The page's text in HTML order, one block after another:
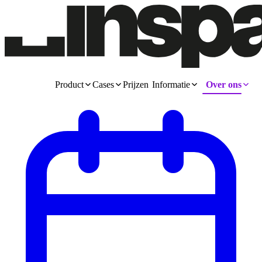
Product Cases Prijzen Informatie Over ons